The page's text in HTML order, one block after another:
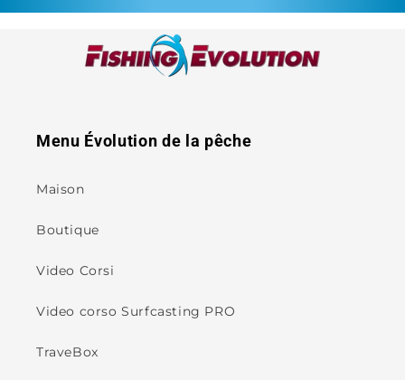
Menu Évolution de la pêche
Maison
Boutique
Video Corsi
Video corso Surfcasting PRO
TraveBox